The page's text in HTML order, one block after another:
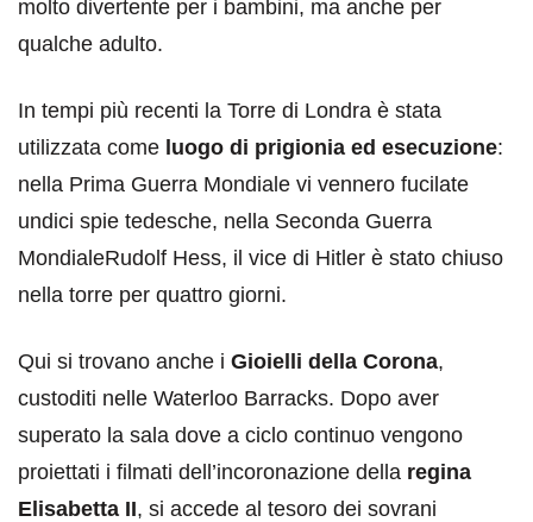
molto divertente per i bambini, ma anche per
qualche adulto.
In tempi più recenti la Torre di Londra è stata
utilizzata come luogo di prigionia ed esecuzione:
nella Prima Guerra Mondiale vi vennero fucilate
undici spie tedesche, nella Seconda Guerra
MondialeRudolf Hess, il vice di Hitler è stato chiuso
nella torre per quattro giorni.
Qui si trovano anche i Gioielli della Corona,
custoditi nelle Waterloo Barracks. Dopo aver
superato la sala dove a ciclo continuo vengono
proiettati i filmati dell’incoronazione della regina
Elisabetta II, si accede al tesoro dei sovrani